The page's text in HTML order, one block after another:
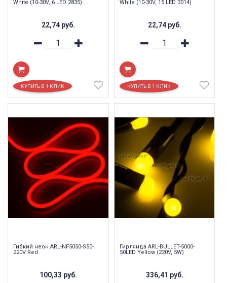
White (10-30V, 6 LED 2835)
22,74 руб.
White (10-30V, 15 LED 3014)
22,74 руб.
Гибкий неон ARL-NF5050-S50-
220V Red
100,33 руб.
Гирлянда ARL-BULLET-5000-
50LED Yellow (220V, 5W)
336,41 руб.